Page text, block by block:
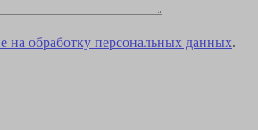
на обработку персональных данных.